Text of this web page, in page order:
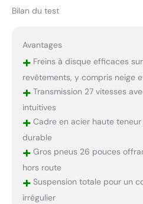
Bilan du test
Avantages
+Freins à disque efficaces
revêtements, y compris neige
+Transmission 27 vitesses
intuitives
+Cadre en acier haute
durable
+Gros pneus 26 pouces
hors route
+Suspension totale pour un
irrégulier